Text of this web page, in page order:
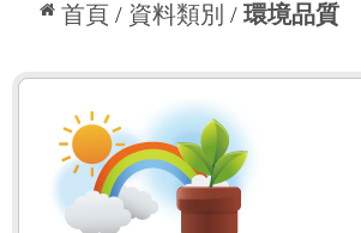
首頁 資料類別 環境品質
:::